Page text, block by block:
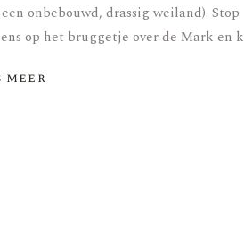
onbebouwd, drassig weiland). Stop
op het bruggetje over de Mark en k
meer